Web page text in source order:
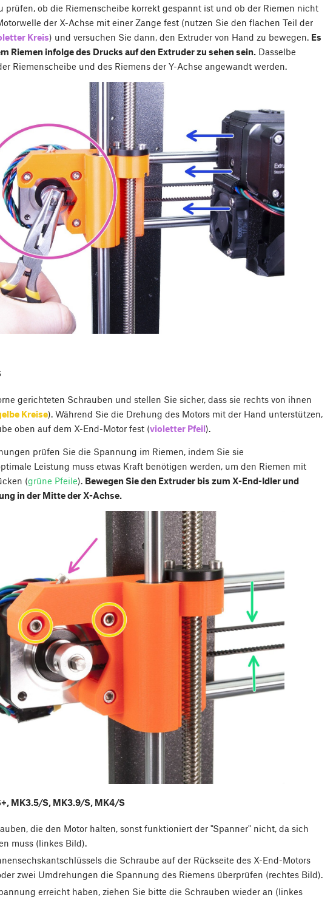
prüfen, ob die Riemenscheibe korrekt gespannt ist und ob der Riemen nicht
der X-Achse mit einer Zange fest (nutzen Sie den flachen Teil der
Kreis) und versuchen Sie dann, den Extruder von Hand zu bewegen. Es
Riemen infolge des Drucks auf den Extruder zu sehen sein. Dasselbe
Riemenscheibe und des Riemens der Y-Achse angewandt werden.
gerichteten Schrauben und stellen Sie sicher, dass sie rechts von ihnen
Kreise). Während Sie die Drehung des Motors mit der Hand unterstützen,
oben auf dem X-End-Motor fest (violetter Pfeil).
prüfen Sie die Spannung im Riemen, indem Sie sie
Leistung muss etwas Kraft benötigen werden, um den Riemen mit
(grüne Pfeile). Bewegen Sie den Extruder bis zum X-End-Idler und
in der Mitte der X-Achse.
MK3.5/S, MK3.9/S, MK4/S
die den Motor halten, sonst funktioniert der "Spanner" nicht, da sich
muss (linkes Bild).
die Schraube auf der Rückseite des X-End-Motors
zwei Umdrehungen die Spannung des Riemens überprüfen (rechtes Bild).
erreicht haben, ziehen Sie bitte die Schrauben wieder an (linkes